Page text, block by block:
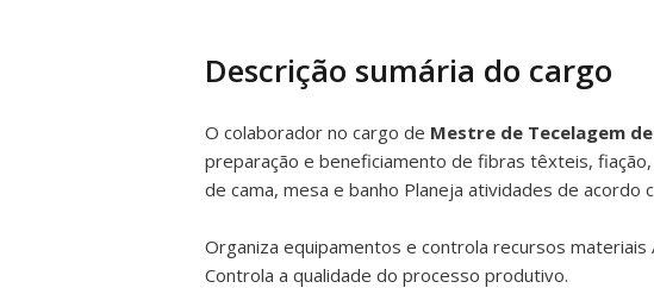
Descrição sumária do cargo
O colaborador no cargo de Mestre de Tecelagem
preparação e beneficiamento de fibras têxteis,
de cama, mesa e banho Planeja atividades de acordo
Organiza equipamentos e controla recursos
Controla a qualidade do processo produtivo.